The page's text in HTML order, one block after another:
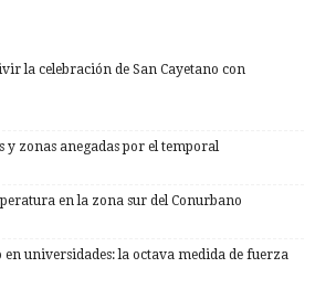
la celebración de San Cayetano con
y zonas anegadas por el temporal
en la zona sur del Conurbano
universidades: la octava medida de fuerza